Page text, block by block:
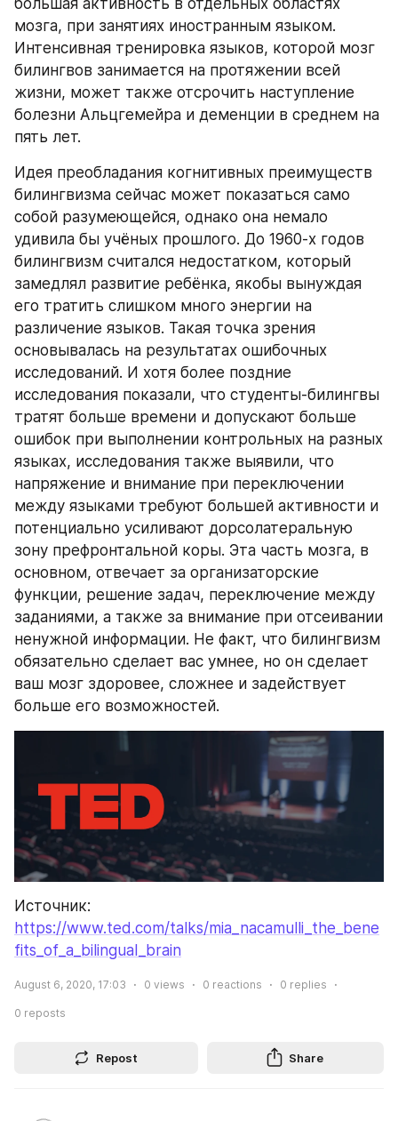
бо́льшая активность в отдельных областях
мозга, при занятиях иностранным языком.
Интенсивная тренировка языков, которой мозг
билингвов занимается на протяжении всей
жизни, может также отсрочить наступление
болезни Альцгемейра и деменции в среднем на
пять лет.
Идея преобладания когнитивных преимуществ
билингвизма сейчас может показаться само
собой разумеющейся, однако она немало
удивила бы учёных прошлого. До 1960-х годов
билингвизм считался недостатком, который
замедлял развитие ребёнка, якобы вынуждая
его тратить слишком много энергии на
различение языков. Такая точка зрения
основывалась на результатах ошибочных
исследований. И хотя более поздние
исследования показали, что студенты-билингвы
тратят больше времени и допускают больше
ошибок при выполнении контрольных на разных
языках, исследования также выявили, что
напряжение и внимание при переключении
между языками требуют большей активности и
потенциально усиливают дорсолатеральную
зону префронтальной коры. Эта часть мозга, в
основном, отвечает за организаторские
функции, решение задач, переключение между
заданиями, а также за внимание при отсеивании
ненужной информации. Не факт, что билингвизм
обязательно сделает вас умнее, но он сделает
ваш мозг здоровее, сложнее и задействует
больше его возможностей.
https://www.ted.com/talks/mia_nacamulli_the_bene
fits_of_a_bilingual_brain
August 6, 2020, 17:03 0 views 0 reactions 0 replies
0 reposts
Repost Share